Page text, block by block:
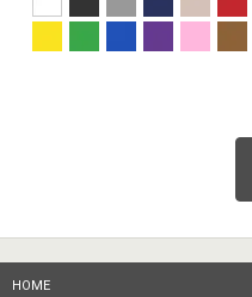
HOME